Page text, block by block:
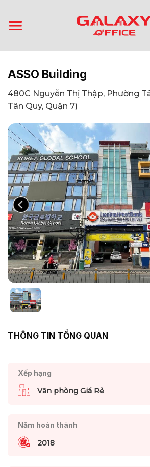
qua
nội
ASSO Building
480C Nguyễn Thị Thập, Phường
Tân Quy, Quận 7)
THÔNG TIN TỔNG QUAN
Xếp hạng
Văn phòng Giá Rẻ
Năm hoàn thành
2018